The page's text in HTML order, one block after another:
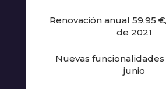
Renovación anual 59,95
de 2021
Nuevas
junio